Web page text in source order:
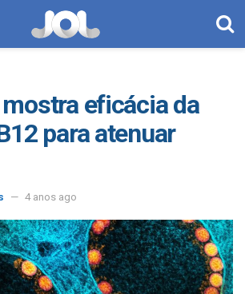
eficácia da
para atenuar
4 anos ago